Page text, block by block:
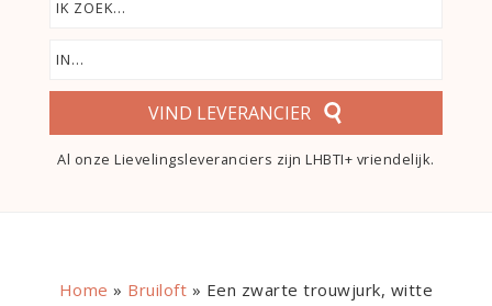
VIND LEVERANCIER
Al onze Lievelingsleveranciers zijn LHBTI+ vriendelijk.
Home » Bruiloft » Een zwarte trouwjurk, witte